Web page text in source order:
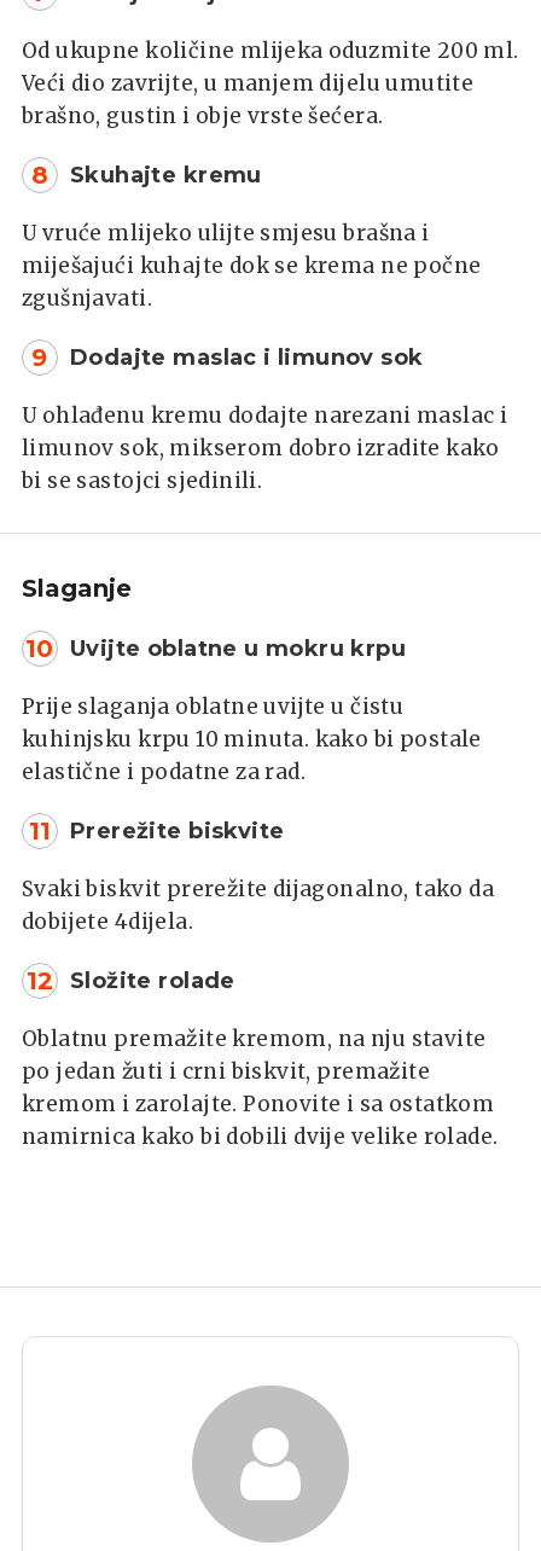
Od ukupne količine mlijeka oduzmite 200 ml.
Veći dio zavrijte, u manjem dijelu umutite
brašno, gustin i obje vrste šećera.
8 Skuhajte kremu
U vruće mlijeko ulijte smjesu brašna i
miješajući kuhajte dok se krema ne počne
zgušnjavati.
9 Dodajte maslac i limunov sok
U ohlađenu kremu dodajte narezani maslac i
limunov sok, mikserom dobro izradite kako
bi se sastojci sjedinili.
Slaganje
10 Uvijte oblatne u mokru krpu
Prije slaganja oblatne uvijte u čistu
kuhinjsku krpu 10 minuta. kako bi postale
elastične i podatne za rad.
11 Prerežite biskvite
Svaki biskvit prerežite dijagonalno, tako da
dobijete 4dijela.
12 Složite rolade
Oblatnu premažite kremom, na nju stavite
po jedan žuti i crni biskvit, premažite
kremom i zarolajte. Ponovite i sa ostatkom
namirnica kako bi dobili dvije velike rolade.